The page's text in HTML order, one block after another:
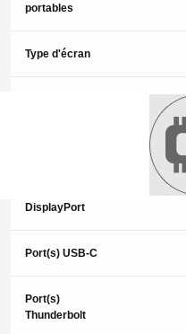
portables
Type d'écran
DisplayPort
Port(s) USB-C
Port(s)
Thunderbolt